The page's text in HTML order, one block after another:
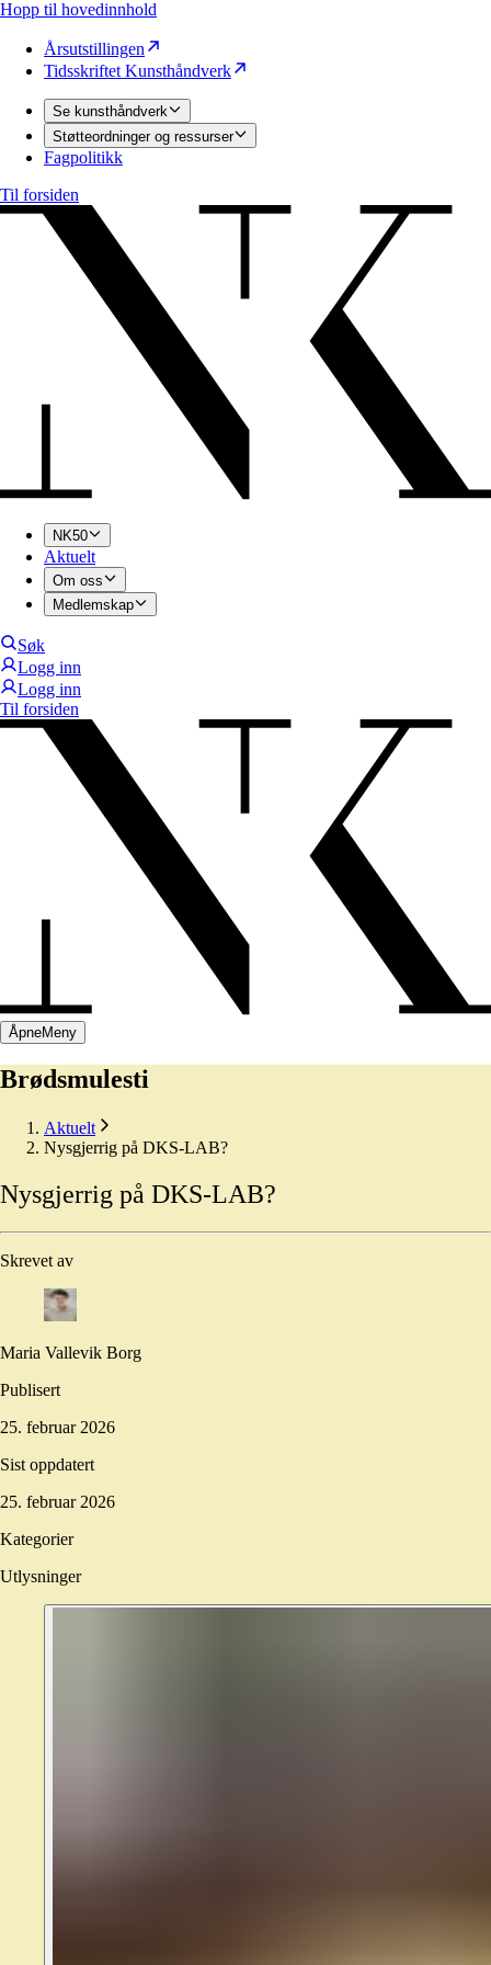
Hopp til hovedinnhold
Årsutstillingen
Tidsskriftet Kunsthåndverk
Se kunsthåndverk
Støtteordninger og ressurser
Fagpolitikk
Til forsiden
NK50
Aktuelt
Om oss
Medlemskap
Søk
Logg inn
Logg inn
Til forsiden
ÅpneMeny
Brødsmulesti
Aktuelt
Nysgjerrig på DKS-LAB?
Nysgjerrig på DKS-LAB?
Skrevet av
Maria Vallevik Borg
Publisert
25. februar 2026
Sist oppdatert
25. februar 2026
Kategorier
Utlysninger